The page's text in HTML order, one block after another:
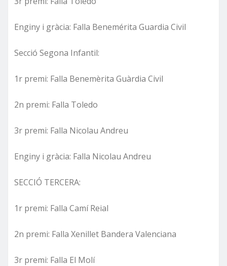
Enginy i gràcia: Falla Benemérita Guardia Civil
Secció Segona Infantil:
1r premi: Falla Benemèrita Guàrdia Civil
2n premi: Falla Toledo
3r premi: Falla Nicolau Andreu
Enginy i gràcia: Falla Nicolau Andreu
SECCIÓ TERCERA:
1r premi: Falla Camí Reial
2n premi: Falla Xenillet Bandera Valenciana
3r premi: Falla El Molí